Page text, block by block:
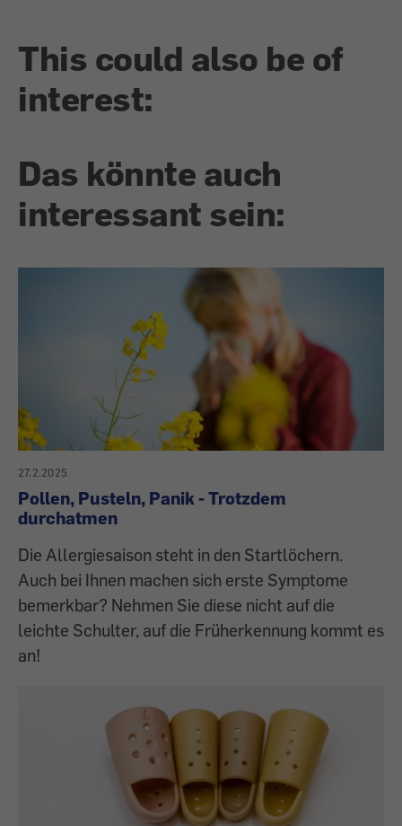
This could also be of
interest:
Das könnte auch
interessant sein:
27.2.2025
Pollen, Pusteln, Panik - Trotzdem
durchatmen
Die Allergiesaison steht in den Startlöchern.
Auch bei Ihnen machen sich erste Symptome
bemerkbar? Nehmen Sie diese nicht auf die
leichte Schulter, auf die Früherkennung kommt es
an!